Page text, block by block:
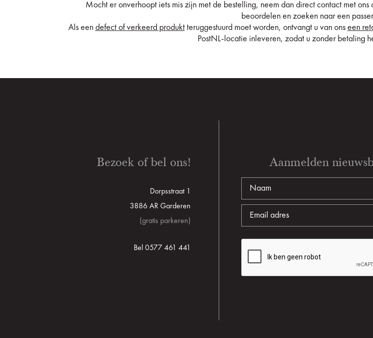
Mocht er onverhoopt iets mis zijn met de bestelling, neem dan direct contact met
beoordelen en zoeken naar een
Als een defect of verkeerd produktteruggestuurd moet worden, ontvangt u van ons een
PostNL-locatie inleveren, zodat u zonder betaling
Aanmelden
Bezoek of bel ons!
Dorpsstraat 1
3886 AR Garderen
(gratis parkeren)
Bel 0577 461 441